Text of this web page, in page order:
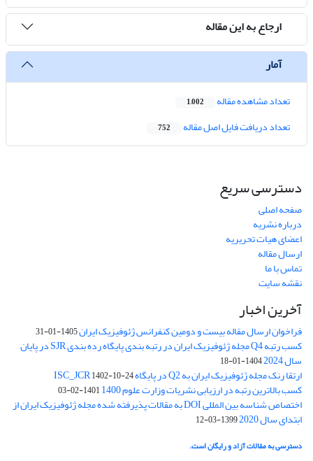
ارجاع به این مقاله
آمار
تعداد مشاهده مقاله 1,002
تعداد دریافت فایل اصل مقاله 752
دسترسی سریع
صفحه اصلی
درباره نشریه
اعضای هیات تحریریه
ارسال مقاله
تماس با ما
نقشه سایت
آخرین اخبار
فراخوان ارسال مقاله بیست و دومین کنفرانس ژئوفیزیک ایران1405-01-31
کسب رتبه Q4 مجله ژئوفیزیک ایران در رتبه بندی پایگاه رده بندی SJR در پایان
سال 2024 1404-01-18
ارتقا رنک مجله ژئوفیزیک ایران به Q2 در پایگاه ISC_JCR 1402-10-24
کسب بالاترین رتبه در ارزیابی نشریات وزارت علوم 1400 1401-02-03
اختصاص شناسه بین المللی DOI به مقالات پذیرفته شده مجله ژئوفیزیک ایران از
ابتدای سال 2020 1399-03-12
دسترسی به مقالات آزاد و رایگان است.